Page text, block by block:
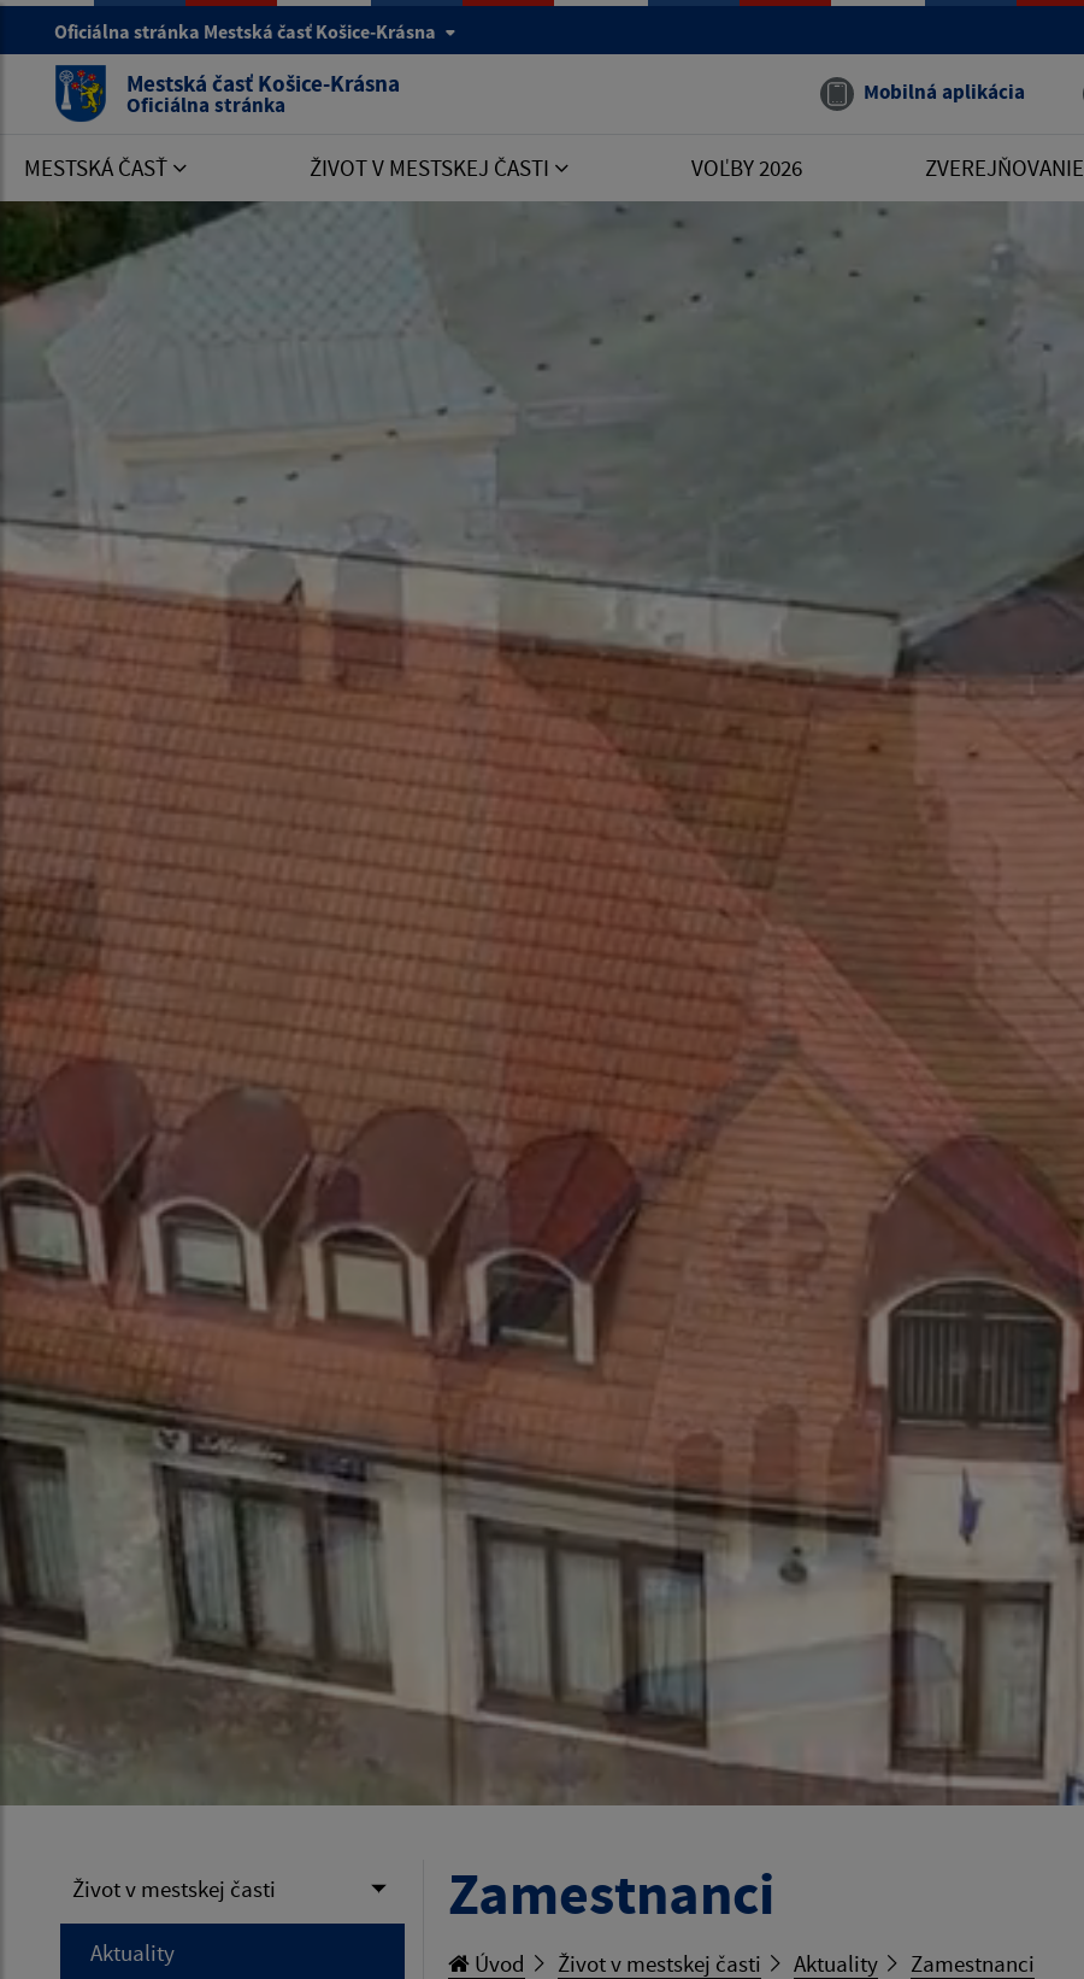
Oficiálna stránka Mestská časť Košice-Krásna
Mestská časť Košice-Krásna
Oficiálna stránka Mobilná aplikácia
MESTSKÁ ČASŤ ŽIVOT V MESTSKEJ ČASTI VOĽBY 2026 ZVEREJŇOVANIE
Život v mestskej časti
Aktuality
Zamestnanci
Úvod Život v mestskej časti Aktuality Zamestnanci